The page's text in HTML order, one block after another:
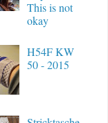
This is not
okay
H54F KW
50 - 2015